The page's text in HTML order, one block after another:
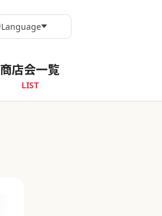
商店会一覧
LIST
Language